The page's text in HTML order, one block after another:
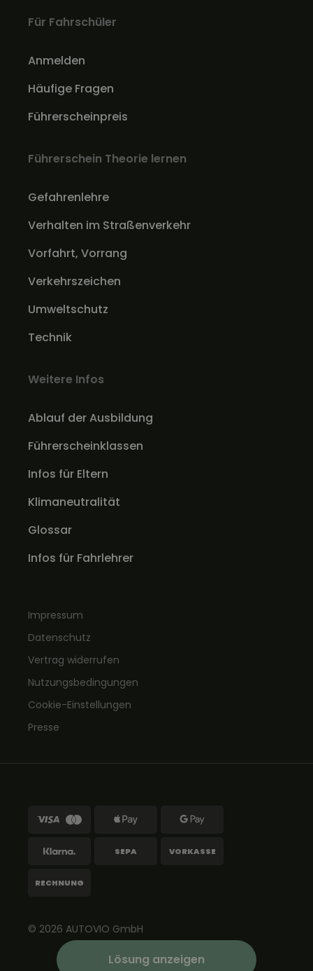
Lösung anzeigen
Für Fahrschüler
Anmelden
Häufige Fragen
Führerscheinpreis
Führerschein Theorie lernen
Gefahrenlehre
Verhalten im Straßenverkehr
Vorfahrt, Vorrang
Verkehrszeichen
Umweltschutz
Technik
Weitere Infos
Ablauf der Ausbildung
Führerscheinklassen
Infos für Eltern
Klimaneutralität
Glossar
Infos für Fahrlehrer
Impressum
Datenschutz
Vertrag widerrufen
Nutzungsbedingungen
Cookie-Einstellungen
Presse
© 2026 AUTOVIO GmbH
SEPA VORKASSE
RECHNUNG